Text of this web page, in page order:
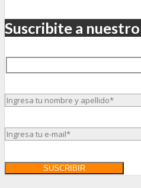
Suscribite a